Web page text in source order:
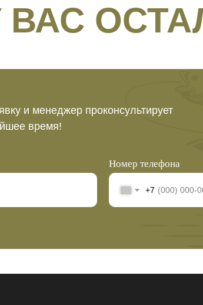
ВАС
и менеджер проконсультирует
время!
Номер телефона
+7